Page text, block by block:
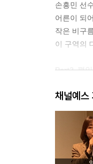
손흥민 선
어른이 되
작은 비구
이 구역의
Part2. 평
평일도 인
Today is
어디든 내
여러분,
오늘치 일
그 후로 한
채널예스